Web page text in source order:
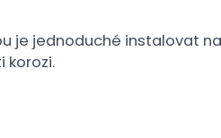
je jednoduché instalovat
korozi.